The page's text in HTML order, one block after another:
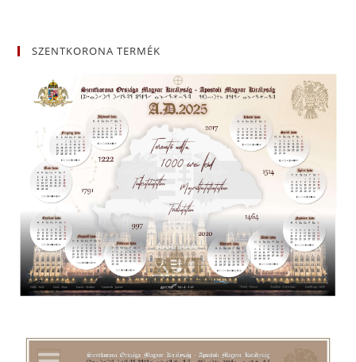
SZENTKORONA TERMÉK